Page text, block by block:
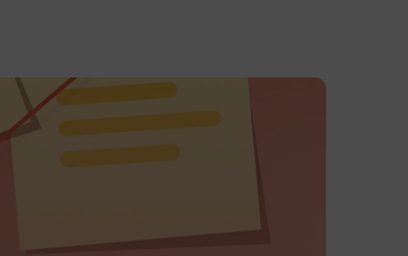
Avantio
fluida, supporto completo